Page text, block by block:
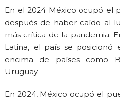
En el 2024 México ocupó el
después de haber caído al
más crítica de la pandemia.
Latina, el país se
encima de países como
Uruguay.
En 2024, México ocupó el